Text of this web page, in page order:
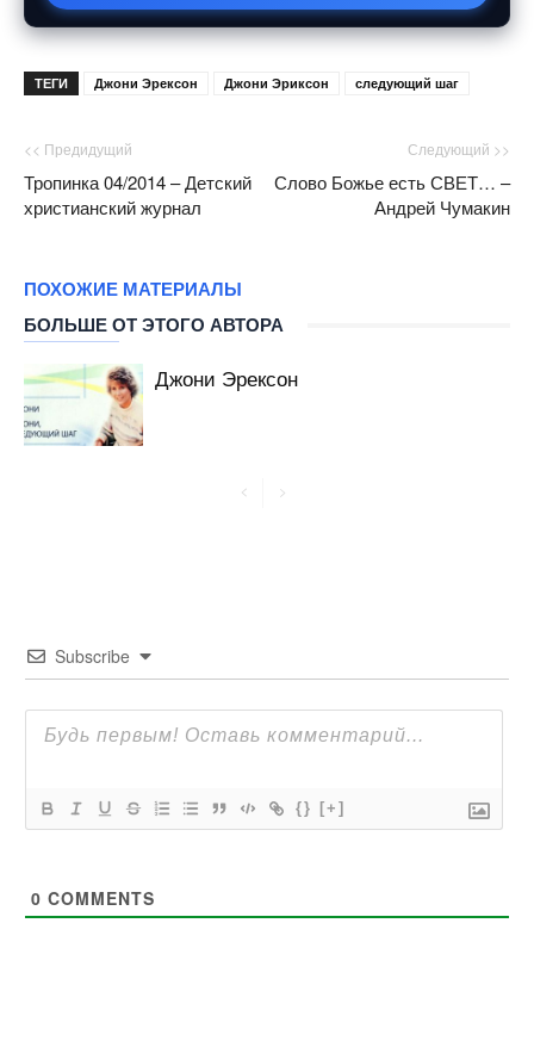
ТЕГИ Джони Эрексон Джони Эриксон следующий шаг
<< Предидущий
Тропинка 04/2014 – Детский
христианский журнал
Следующий >>
Слово Божье есть СВЕТ… –
Андрей Чумакин
ПОХОЖИЕ МАТЕРИАЛЫ
БОЛЬШЕ ОТ ЭТОГО АВТОРА
Джони Эрексон
Subscribe
{} [+]
0 COMMENTS